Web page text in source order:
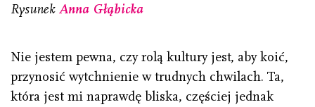
Rysunek Anna Głąbicka
Nie jestem pewna, czy rolą kultury jest, aby koić,
przynosić wytchnienie w trudnych chwilach. Ta,
która jest mi naprawdę bliska, częściej jednak